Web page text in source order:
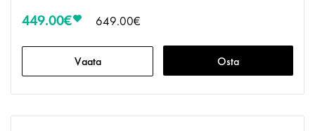
449.00€ 649.00€
Vaata Osta